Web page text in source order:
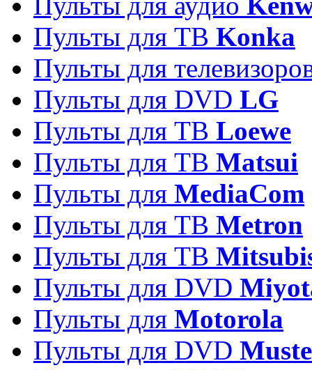
Пульты для ТВ Konka
Пульты для
Пульты для DVD LG
Пульты для ТВ Loewe
Пульты для ТВ Matsui
Пульты для MediaCom
Пульты для ТВ Metron
Пульты для TB
Пульты для DVD
Пульты для Motorola
Пульты для DVD